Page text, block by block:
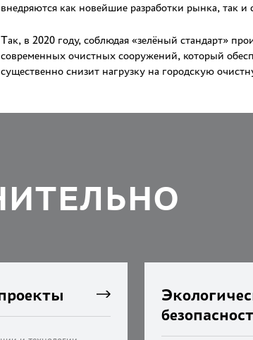
внедряются как новейшие разработки рынка, так и
Так, в 2020 году, соблюдая «зелёный стандарт»
современных очистных сооружений, который
существенно снизит нагрузку на городскую